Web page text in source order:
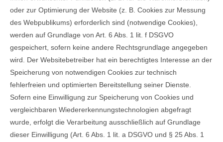
oder zur Optimierung der Website (z. B. Cookies zur Messung
des Webpublikums) erforderlich sind (notwendige Cookies),
werden auf Grundlage von Art. 6 Abs. 1 lit. f DSGVO
gespeichert, sofern keine andere Rechtsgrundlage angegeben
wird. Der Websitebetreiber hat ein berechtigtes Interesse an der
Speicherung von notwendigen Cookies zur technisch
fehlerfreien und optimierten Bereitstellung seiner Dienste.
Sofern eine Einwilligung zur Speicherung von Cookies und
vergleichbaren Wiedererkennungstechnologien abgefragt
wurde, erfolgt die Verarbeitung ausschließlich auf Grundlage
dieser Einwilligung (Art. 6 Abs. 1 lit. a DSGVO und § 25 Abs. 1